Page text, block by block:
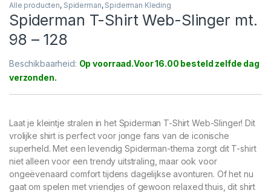
Alle producten, Spiderman, Spiderman Kleding
Spiderman T-Shirt Web-Slinger mt.
98 – 128
Beschikbaarheid: Op voorraad
Laat je kleintje stralen in het Spiderman T-Shirt Web-Slinger! Dit
vrolijke shirt is perfect voor jonge fans van de iconische
superheld. Met een levendig Spiderman-thema zorgt dit T-shirt
niet alleen voor een trendy uitstraling, maar ook voor
ongeëvenaard comfort tijdens dagelijkse avonturen. Of het nu
gaat om spelen met vriendjes of gewoon relaxed thuis, dit shirt